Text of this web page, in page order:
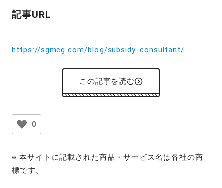
記事URL
https://sgmcg.com/blog/subsidy-consultant/
この記事を読む
0
※ 本サイトに記載された商品・サービス名は各社の商
標です。